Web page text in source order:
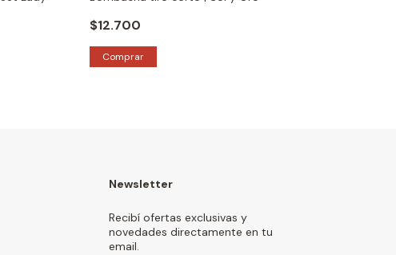
$12.700
Comprar
Newsletter
Recibí ofertas exclusivas y
novedades directamente en tu
email.